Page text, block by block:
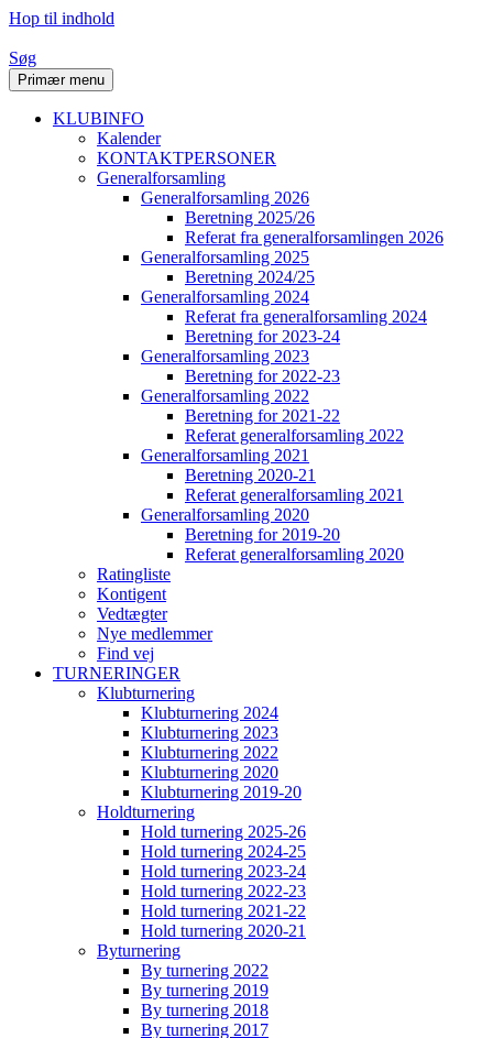
Hop til indhold
Søg
Primær menu
KLUBINFO
Kalender
KONTAKTPERSONER
Generalforsamling
Generalforsamling 2026
Beretning 2025/26
Referat fra generalforsamlingen 2026
Generalforsamling 2025
Beretning 2024/25
Generalforsamling 2024
Referat fra generalforsamling 2024
Beretning for 2023-24
Generalforsamling 2023
Beretning for 2022-23
Generalforsamling 2022
Beretning for 2021-22
Referat generalforsamling 2022
Generalforsamling 2021
Beretning 2020-21
Referat generalforsamling 2021
Generalforsamling 2020
Beretning for 2019-20
Referat generalforsamling 2020
Ratingliste
Kontigent
Vedtægter
Nye medlemmer
Find vej
TURNERINGER
Klubturnering
Klubturnering 2024
Klubturnering 2023
Klubturnering 2022
Klubturnering 2020
Klubturnering 2019-20
Holdturnering
Hold turnering 2025-26
Hold turnering 2024-25
Hold turnering 2023-24
Hold turnering 2022-23
Hold turnering 2021-22
Hold turnering 2020-21
Byturnering
By turnering 2022
By turnering 2019
By turnering 2018
By turnering 2017